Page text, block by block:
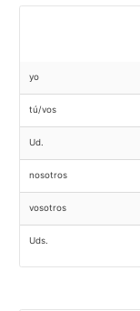
yo
tú/vos
Ud.
nosotros
vosotros
Uds.